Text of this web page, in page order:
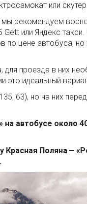
или
рекомендуем
или Яндекс
цене автобуса, но
для проезда в них
это идеальный
63), но на них
на автобусе около
Поляна —